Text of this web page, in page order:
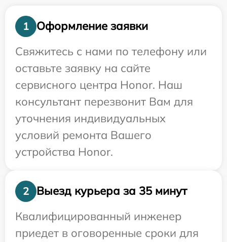
1
Оформление заявки
Свяжитесь с нами по телефону или
оставьте заявку на сайте
сервисного центра Honor. Наш
консультант перезвонит Вам для
уточнения индивидуальных
условий ремонта Вашего
устройства Honor.
2
Выезд курьера за 35 минут
Квалифицированный инженер
приедет в оговоренные сроки для